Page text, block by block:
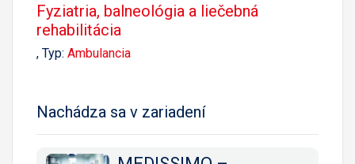
Fyziatria, balneológia a liečebná
rehabilitácia
, Typ: Ambulancia
Nachádza sa v zariadení